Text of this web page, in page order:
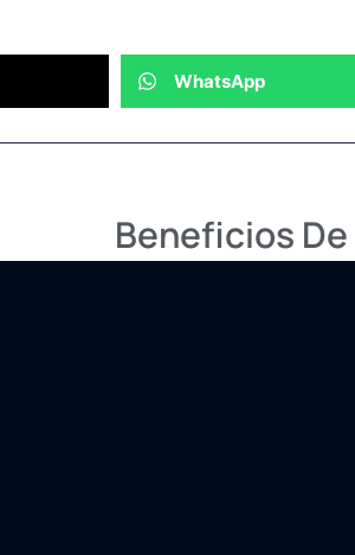
WhatsApp